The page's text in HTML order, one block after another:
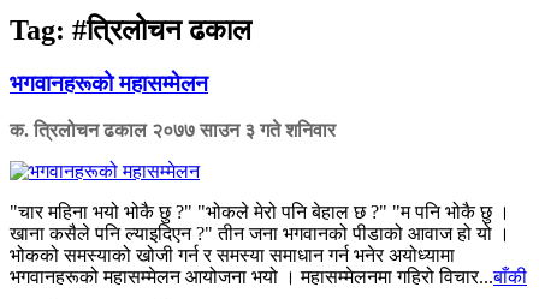
Tag: #त्रिलोचन ढकाल
भगवानहरूको महासम्मेलन
क. त्रिलोचन ढकाल २०७७ साउन ३ गते शनिवार
"चार महिना भयो भोकै छु ?" "भोकले मेरो पनि बेहाल छ ?" "म पनि भोकै छु ।
खाना कसैले पनि ल्याइदिएन ?" तीन जना भगवानको पीडाको आवाज हो यो ।
भोकको समस्याको खोजी गर्न र समस्या समाधान गर्न भनेर अयोध्यामा
भगवानहरूको महासम्मेलन आयोजना भयो । महासम्मेलनमा गहिरो विचार...बाँकी